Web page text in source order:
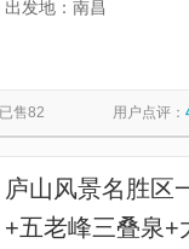
出发地：南昌
已售82 用户点评：
庐山风景名胜区
+五老峰三叠泉+